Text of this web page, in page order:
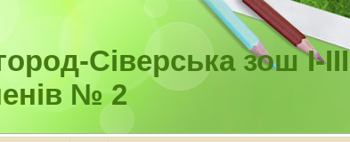
Сіверська зош І-ІІІ
№ 2